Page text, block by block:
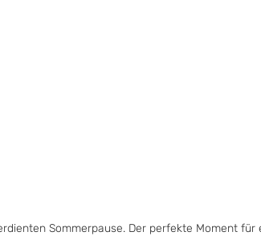
Sommerpause. Der perfekte Moment für